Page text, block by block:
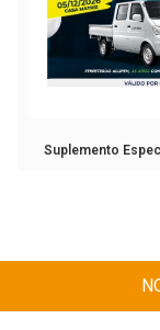
Suplemento